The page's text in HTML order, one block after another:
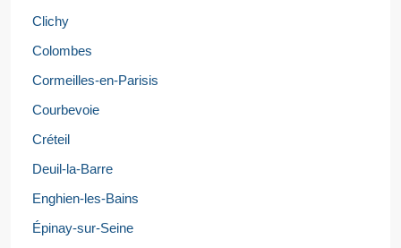
Clichy
Colombes
Cormeilles-en-Parisis
Courbevoie
Créteil
Deuil-la-Barre
Enghien-les-Bains
Épinay-sur-Seine